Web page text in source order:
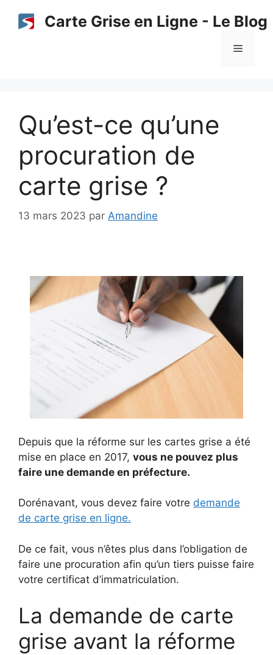
Carte Grise en Ligne - Le Blog
Menu
Qu’est-ce qu’une
procuration de
carte grise ?
13 mars 2023 par Amandine
Depuis que la réforme sur les cartes grise a été
mise en place en 2017, vous ne pouvez plus
faire une demande en préfecture.
Dorénavant, vous devez faire votre demande
de carte grise en ligne.
De ce fait, vous n’êtes plus dans l’obligation de
faire une procuration afin qu’un tiers puisse faire
votre certificat d’immatriculation.
La demande de carte
grise avant la réforme